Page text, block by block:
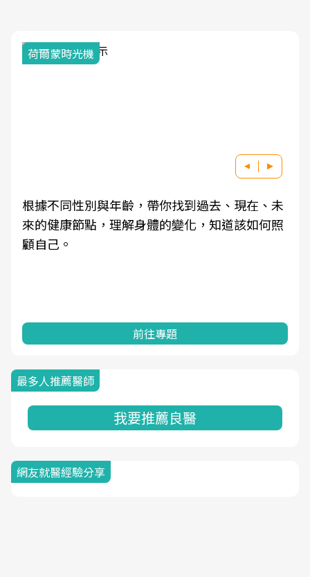
荷爾蒙時光機
根據不同性別與年齡，帶你找到過去、現在、未
來的健康節點，理解身體的變化，知道該如何照
顧自己。
前往專題
最多人推薦醫師
我要推薦良醫
網友就醫經驗分享